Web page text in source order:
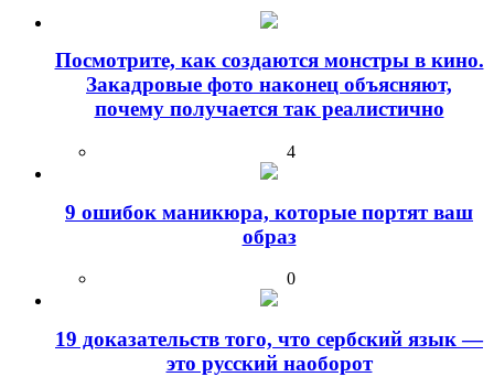
Посмотрите, как создаются монстры в кино.
Закадровые фото наконец объясняют,
почему получается так реалистично
4
9 ошибок маникюра, которые портят ваш
образ
0
19 доказательств того, что сербский язык —
это русский наоборот